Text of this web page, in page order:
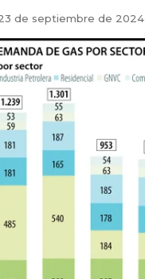
de septiembre de 2024